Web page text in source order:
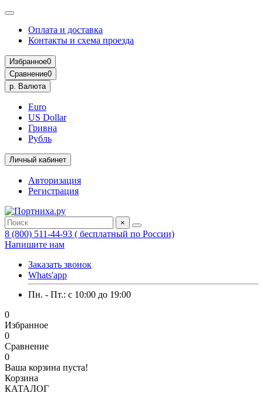
Оплата и доставка
Контакты и схема проезда
Избранное0
Сравнение0
р. Валюта
Euro
US Dollar
Гривна
Рубль
Личный кабинет
Авторизация
Регистрация
×
8 (800) 511-44-93 ( бесплатный по России)
Напишите нам
Заказать звонок
Whats'app
Пн. - Пт.: c 10:00 до 19:00
0
Избранное
0
Сравнение
0
Ваша корзина пуста!
Корзина
КАТАЛОГ